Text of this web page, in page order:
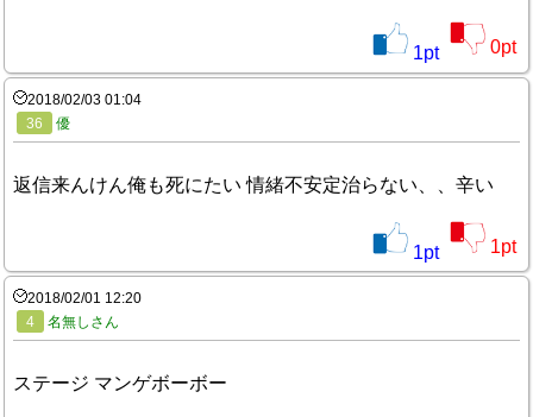
1pt 0pt
2018/02/03 01:04
36
優
返信来んけん俺も死にたい 情緒不安定治らない、、辛い
1pt 1pt
2018/02/01 12:20
4
名無しさん
ステージ マンゲボーボー